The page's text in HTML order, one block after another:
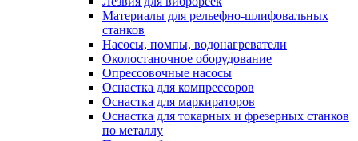
Материалы для рельефно-шлифовальных
станков
Насосы, помпы, водонагреватели
Околостаночное оборудование
Опрессовочные насосы
Оснастка для компрессоров
Оснастка для маркираторов
Оснастка для токарных и фрезерных станков
по металлу